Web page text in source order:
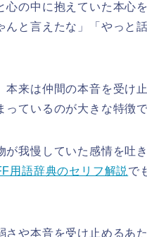
心の中に抱えていた本心
と言えたな」「やっと
来は仲間の本音を受け
ているのが大きな特徴で
我慢していた感情を吐
用語辞典のセリフ解説 で
や本音を受け止めるあ